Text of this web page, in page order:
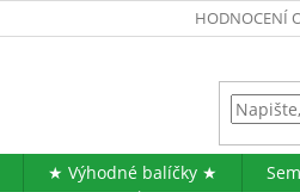
HODNOCENÍ
★ Výhodné balíčky ★